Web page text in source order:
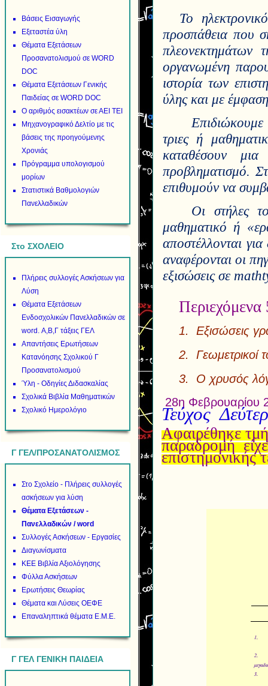
Βάσεις Εισαγωγής
Εξεταστέα ύλη
Θέματα Εξετάσεων
Προσανατολισμού σε WORD
DOC
Θέματα Εξετάσεων Γενικής
Παιδείας σε WORD DOC
Ο αριθμός εισακτέων σε ΑΕΙ ΤΕΙ
Μηχανογραφικό Δελτίο με τις
βάσεις της προηγούμενης
Χρονιάς
Πρόγραμμα υπολογισμού
μορίων
Στατιστικά Βαθμολογιών
Πανελλαδικών
Στο ΣΧΟΛΕΙΟ
Πλήρεις συλλογές Ασκήσεων για
Λύση
Θέματα Εξετάσεων
Ενδοσχολικών Πανελλαδικών σε
word. Α,Β,Γ τάξεις ΓΕΛ
Απαντήσεις Ερωτήσεων
Κατανόησης Σχολικού Γ
Προσανατολισμού
Ύλη - Οδηγίες Διδασκαλίας
Σχολικά Βιβλία Μαθηματικών
Σχολικό Ημερολόγιο
Γ ΓΕΛ/ΠΡΟΣΑΝΑΤΟΛΙΣΜΟΣ
Στο Σχολείο - Πλήρεις συλλογές
ασκήσεων για λύση
Θέματα Εξετάσεων -
Πανελλαδικών / word
Συλλογές Ασκήσεων - Εργασίες
Διαγωνίσματα
ΚΕΕ Βιβλία Αξιολόγησης
Φύλλα Ασκήσεων
Ερωτήσεις Θεωρίας
Θέματα και Λύσεις ΟΕΦΕ
Επαναληπτικά θέματα Ε.Μ.Ε.
Γ ΓΕΛ ΓΕΝΙΚΗ ΠΑΙΔΕΙΑ
Το
προσπάθεια που
πλεονεκτημάτων
οργανωμένη
ιστορία των
ύλης και με
τριες ή
καταθέσουν
προβληματισμό.
επιθυμούν να
Οι στήλες
μαθηματικό ή
αποστέλλονται
αναφέρονται οι
εξισώσεις σε
Περιεχόμενα
1. Εξισώσεις
2. Γεωμετρικοί
3. Ο
28η
Τεύχος
Αφαιρέθηκε
παραδρομή
επιστημονικής